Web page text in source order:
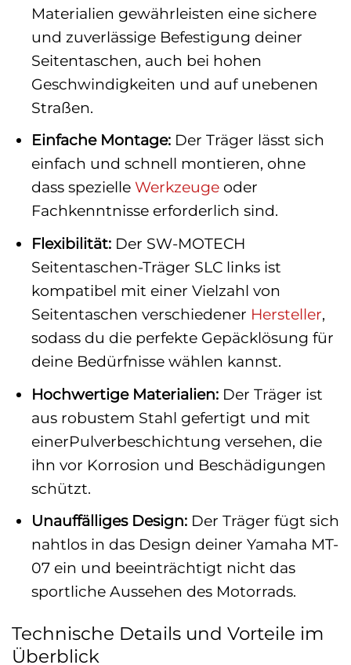
Materialien gewährleisten eine sichere
und zuverlässige Befestigung deiner
Seitentaschen, auch bei hohen
Geschwindigkeiten und auf unebenen
Straßen.
Einfache Montage:Der Träger lässt sich
einfach und schnell montieren, ohne
dass spezielle Werkzeugeoder
Fachkenntnisse erforderlich sind.
Flexibilität:Der SW-MOTECH
Seitentaschen-Träger SLC links ist
kompatibel mit einer Vielzahl von
Seitentaschen verschiedener Hersteller,
sodass du die perfekte Gepäcklösung für
deine Bedürfnisse wählen kannst.
Hochwertige Materialien:Der Träger ist
aus robustem Stahl gefertigt und mit
einerPulverbeschichtung versehen, die
ihn vor Korrosion und Beschädigungen
schützt.
Unauffälliges Design:Der Träger fügt sich
nahtlos in das Design deiner Yamaha MT-
07 ein und beeinträchtigt nicht das
sportliche Aussehen des Motorrads.
Technische Details und Vorteile im
Überblick